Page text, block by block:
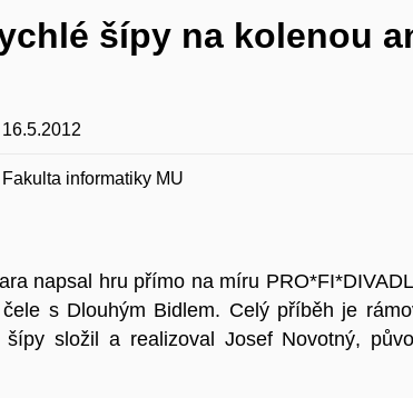
šípy na kolenou
16.5.2012
Fakulta informatiky MU
napsal hru přímo na míru
s Dlouhým Bidlem. Celý příběh je
složil a realizoval Josef Novotný,